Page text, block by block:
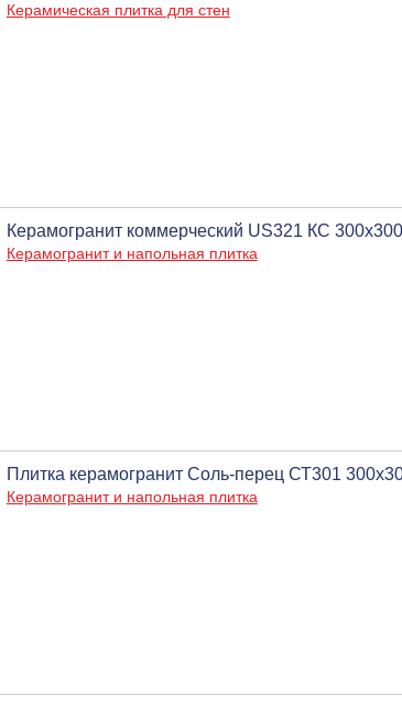
Керамическая плитка для стен
Керамогранит коммерческий US321 КС
Керамогранит и напольная плитка
Плитка керамогранит Соль-перец СТ301
Керамогранит и напольная плитка